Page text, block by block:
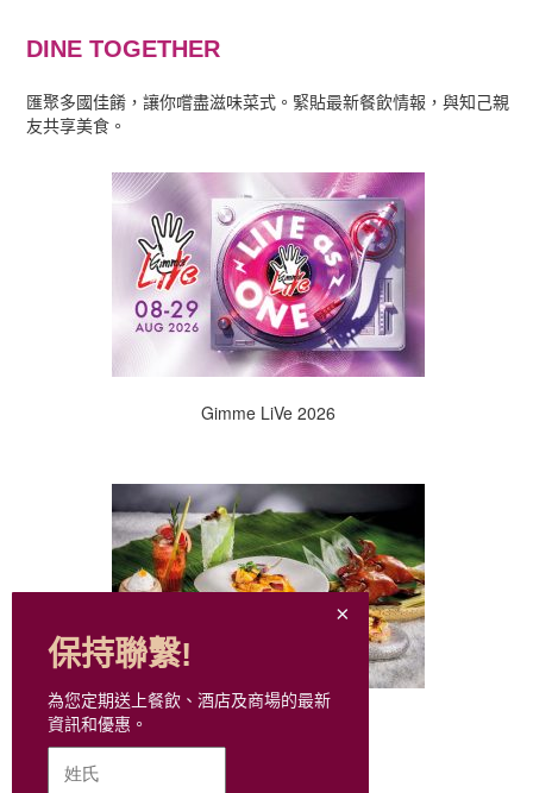
DINE TOGETHER
匯聚多國佳餚，讓你嚐盡滋味菜式。緊貼最新餐飲情報，與知己親
友共享美食。
Gimme LiVe 2026
保持聯繫!
為您定期送上餐飲、酒店及商場的最新
資訊和優惠。